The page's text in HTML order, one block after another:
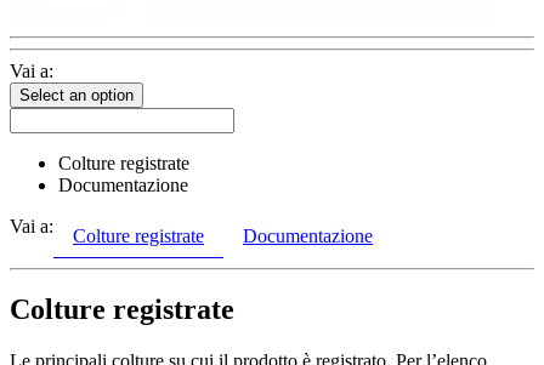
Vai a:
Select an option
Colture registrate
Documentazione
Vai a:
Colture registrate Documentazione
Colture registrate